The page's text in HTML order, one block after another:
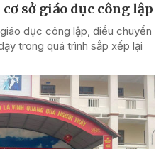
sở giáo dục công lập
dục công lập, điều chuyển
trong quá trình sắp xếp lại